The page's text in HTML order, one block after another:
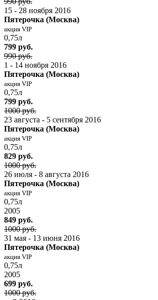
15 - 28 ноября 2016
Пятерочка (Москва)
акция VIP
0,75л
799 руб.
990 руб.
1 - 14 ноября 2016
Пятерочка (Москва)
акция VIP
0,75л
799 руб.
1000 руб.
23 августа - 5 сентября 2016
Пятерочка (Москва)
акция VIP
0,75л
829 руб.
1000 руб.
26 июля - 8 августа 2016
Пятерочка (Москва)
акция VIP
0,75л
2005
849 руб.
1000 руб.
31 мая - 13 июня 2016
Пятерочка (Москва)
акция VIP
0,75л
2005
699 руб.
1000 руб.